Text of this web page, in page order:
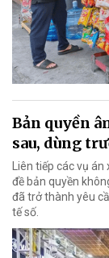
Bản quyền
sau, dùng
Liên tiếp các vụ
đề bản quyền
đã trở thành yêu
tế số.